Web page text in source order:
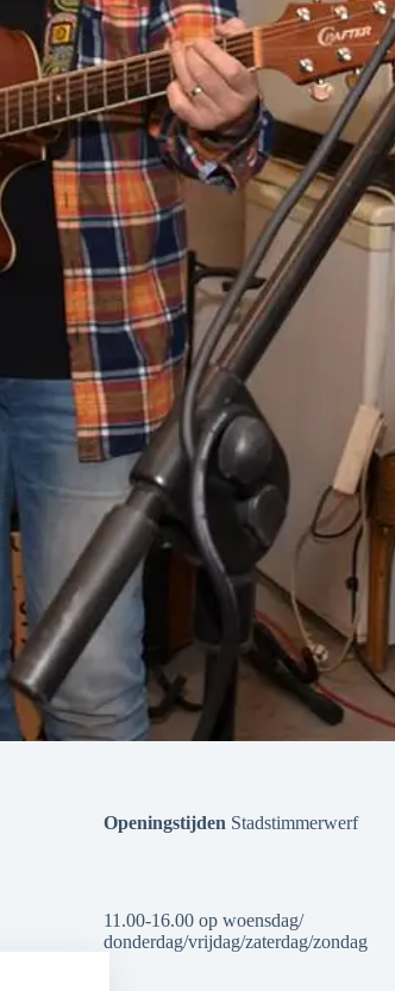
Openingstijden Stadstimmerwerf
11.00-16.00 op woensdag/
donderdag/vrijdag/zaterdag/zondag